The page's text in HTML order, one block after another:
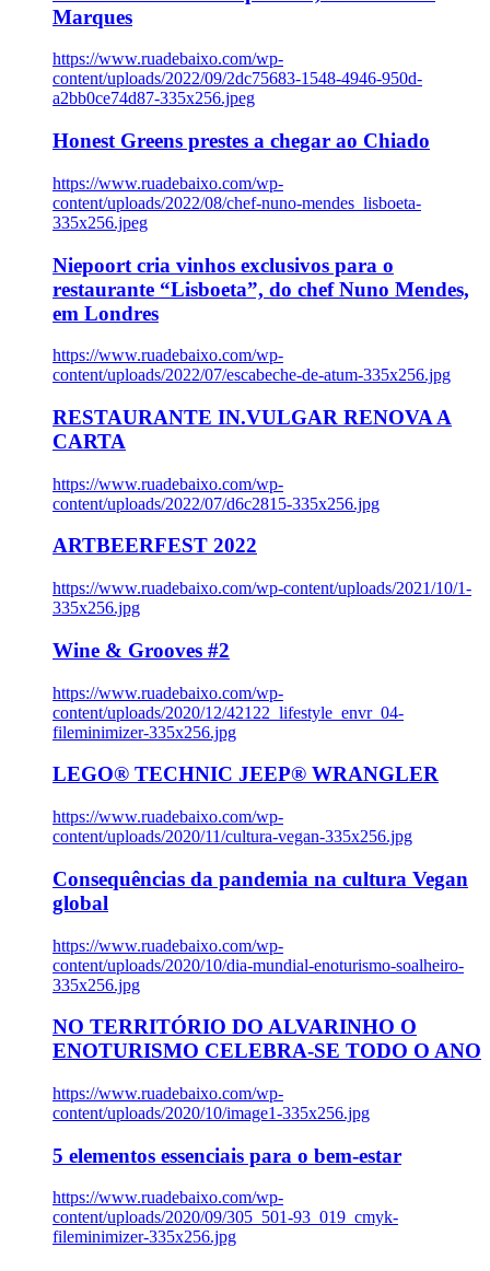
Marques
https://www.ruadebaixo.com/wp-
content/uploads/2022/09/2dc75683-1548-4946-950d-
a2bb0ce74d87-335x256.jpeg
Honest Greens prestes a chegar ao Chiado
https://www.ruadebaixo.com/wp-
content/uploads/2022/08/chef-nuno-mendes_lisboeta-
335x256.jpeg
Niepoort cria vinhos exclusivos para o
restaurante “Lisboeta”, do chef Nuno Mendes,
em Londres
https://www.ruadebaixo.com/wp-
content/uploads/2022/07/escabeche-de-atum-335x256.jpg
RESTAURANTE IN.VULGAR RENOVA A
CARTA
https://www.ruadebaixo.com/wp-
content/uploads/2022/07/d6c2815-335x256.jpg
ARTBEERFEST 2022
https://www.ruadebaixo.com/wp-content/uploads/2021/10/1-
335x256.jpg
Wine & Grooves #2
https://www.ruadebaixo.com/wp-
content/uploads/2020/12/42122_lifestyle_envr_04-
fileminimizer-335x256.jpg
LEGO® TECHNIC JEEP® WRANGLER
https://www.ruadebaixo.com/wp-
content/uploads/2020/11/cultura-vegan-335x256.jpg
Consequências da pandemia na cultura Vegan
global
https://www.ruadebaixo.com/wp-
content/uploads/2020/10/dia-mundial-enoturismo-soalheiro-
335x256.jpg
NO TERRITÓRIO DO ALVARINHO O
ENOTURISMO CELEBRA-SE TODO O ANO
https://www.ruadebaixo.com/wp-
content/uploads/2020/10/image1-335x256.jpg
5 elementos essenciais para o bem-estar
https://www.ruadebaixo.com/wp-
content/uploads/2020/09/305_501-93_019_cmyk-
fileminimizer-335x256.jpg